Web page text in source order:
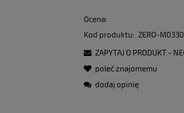
Ocena:
Kod produktu: ZERO-
ZAPYTAJ O PRODUKT -
poleć znajomemu
dodaj opinię